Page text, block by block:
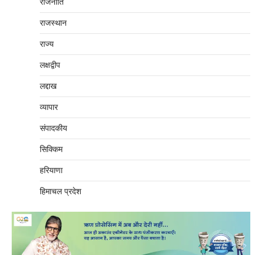
राजनीति
राजस्थान
राज्य
लक्षद्वीप
लद्दाख
व्यापार
संपादकीय
सिक्किम
हरियाणा
हिमाचल प्रदेश